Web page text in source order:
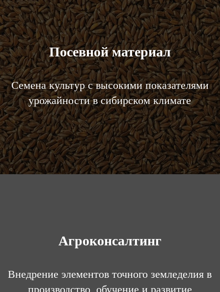
Посевной материал
Семена культур с высокими показателями
урожайности в сибирском климате
Агроконсалтинг
Внедрение элементов точного земледелия в
производство, обучение и развитие